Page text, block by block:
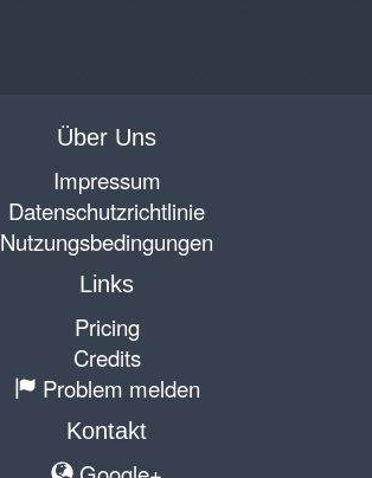
Über Uns
Impressum
Datenschutzrichtlinie
Nutzungsbedingungen
Links
Pricing
Credits
Problem melden
Kontakt